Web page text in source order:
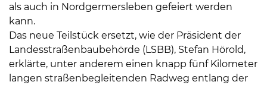
als auch in Nordgermersleben gefeiert werden
kann.
Das neue Teilstück ersetzt, wie der Präsident der
Landesstraßenbaubehörde (LSBB), Stefan Hörold,
erklärte, unter anderem einen knapp fünf Kilometer
langen straßenbegleitenden Radweg entlang der